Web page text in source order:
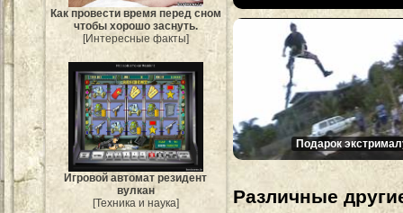
Как провести время перед сном
чтобы хорошо заснуть.
[Интересные факты]
Игровой автомат резидент
вулкан
[Техника и наука]
Подарок
Различные